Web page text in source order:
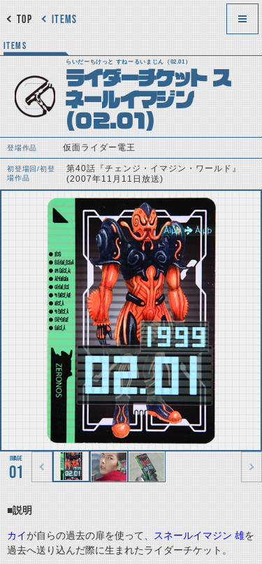
ITEMS
TOP
ITEMS
らいだーちけっと すねーるいまじん（02.01）
ライダーチケット ス
ネールイマジン
（02.01）
登場作品 仮面ライダー電王
初登場回/初登
場作品
第40話『チェンジ・イマジン・ワールド』
(2007年11月11日放送)
01
■説明
カイが自らの過去の扉を使って、 スネールイマジン 雄を
過去へ送り込んだ際に生まれたライダーチケット。